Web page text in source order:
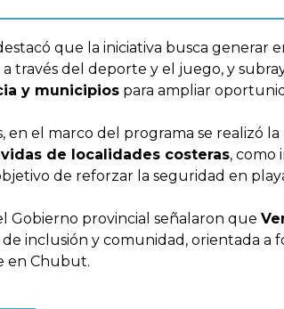
que la iniciativa busca generar
a través del deporte y el juego, y
y municipios para ampliar
en el marco del programa se realizó la
de localidades costeras, como
de reforzar la seguridad en
Gobierno provincial señalaron que
inclusión y comunidad, orientada a
en Chubut.